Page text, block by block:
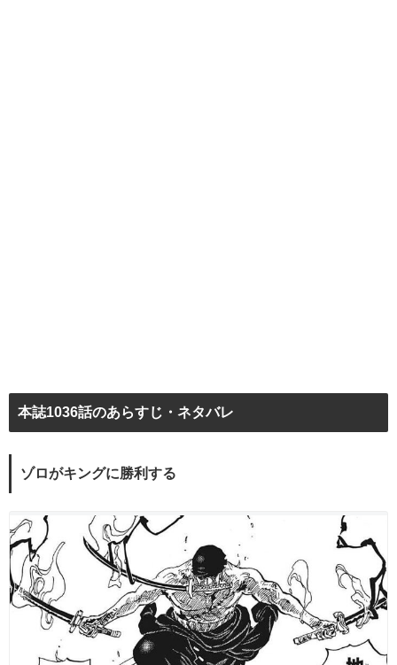
本誌1036話のあらすじ・ネタバレ
ゾロがキングに勝利する